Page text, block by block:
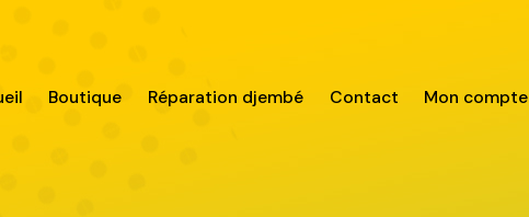
Boutique Réparation djembé Contact Mon compte